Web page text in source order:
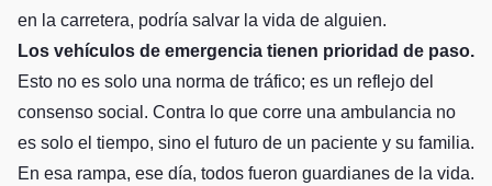
en la carretera, podría salvar la vida de alguien.
Los vehículos de emergencia tienen prioridad de paso.
Esto no es solo una norma de tráfico; es un reflejo del
consenso social. Contra lo que corre una ambulancia no
es solo el tiempo, sino el futuro de un paciente y su familia.
En esa rampa, ese día, todos fueron guardianes de la vida.